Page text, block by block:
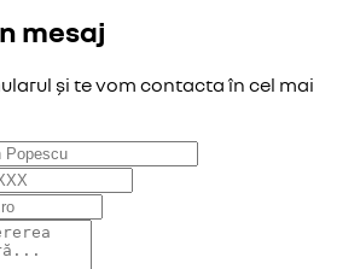
mesaj
și te vom contacta în cel mai